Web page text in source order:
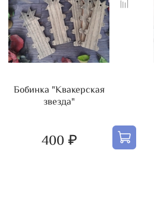
Бобинка "Квакерская
звезда"
400 ₽